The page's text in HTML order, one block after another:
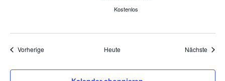
Kostenlos
VorherigeVeranstaltungen Heute Nächste